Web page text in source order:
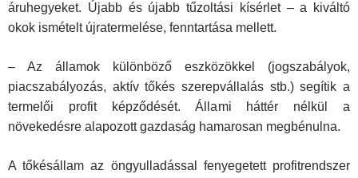
áruhegyeket. Újabb és újabb tűzoltási kísérlet – a kiváltó
okok ismételt újratermelése, fenntartása mellett.
– Az államok különböző eszközökkel (jogszabályok,
piacszabályozás, aktív tőkés szerepvállalás stb.) segítik a
termelői profit képződését. Állami háttér nélkül a
növekedésre alapozott gazdaság hamarosan megbénulna.
A tőkésállam az öngyulladással fenyegetett profitrendszer